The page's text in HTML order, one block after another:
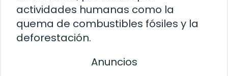
actividades humanas como la
quema de combustibles fósiles y la
deforestación.
Anuncios